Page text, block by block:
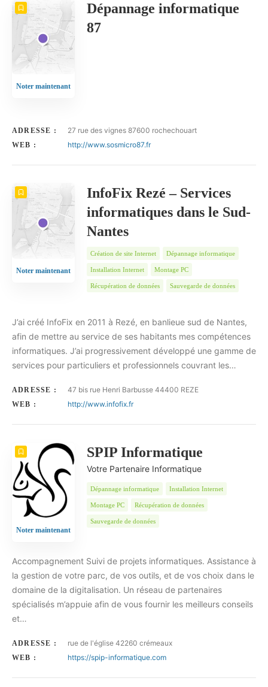
Noter maintenant
Dépannage informatique
87
ADRESSE : 27 rue des vignes 87600 rochechouart
WEB : http://www.sosmicro87.fr
Noter maintenant
InfoFix Rezé – Services
informatiques dans le Sud-
Nantes
Création de site Internet Dépannage informatique
Installation Internet Montage PC
Récupération de données Sauvegarde de données
J’ai créé InfoFix en 2011 à Rezé, en banlieue sud de Nantes,
afin de mettre au service de ses habitants mes compétences
informatiques. J’ai progressivement développé une gamme de
services pour particuliers et professionnels couvrant les…
ADRESSE : 47 bis rue Henri Barbusse 44400 REZE
WEB : http://www.infofix.fr
Noter maintenant
SPIP Informatique
Votre Partenaire Informatique
Dépannage informatique Installation Internet
Montage PC Récupération de données
Sauvegarde de données
Accompagnement Suivi de projets informatiques. Assistance à
la gestion de votre parc, de vos outils, et de vos choix dans le
domaine de la digitalisation. Un réseau de partenaires
spécialisés m’appuie afin de vous fournir les meilleurs conseils
et…
ADRESSE : rue de l'église 42260 crémeaux
WEB : https://spip-informatique.com